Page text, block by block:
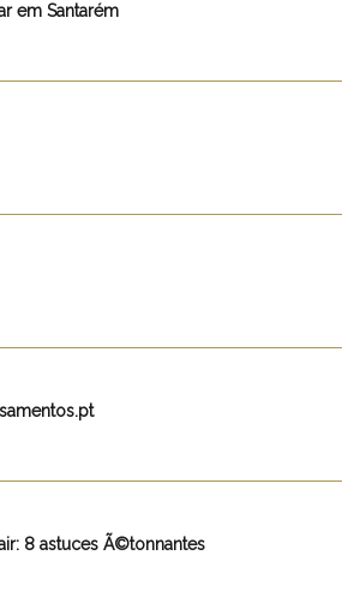
em Santarém
8 astuces Ã©tonnantes